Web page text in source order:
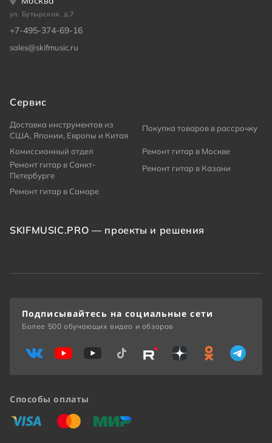
ул. Бутырская, д.7
+7-495-374-69-16
sales@skifmusic.ru
Сервис
Доставка инструментов из
США, Японии, Европы и Китая
Покупка товаров в рассрочку
Комиссионный отдел
Ремонт гитар в Москве
Ремонт гитар в Санкт-
Петербурге
Ремонт гитар в Казани
Ремонт гитар в Самаре
SKIFMUSIC.PRO — проекты и решения
Способы оплаты
«Виза» «Мастеркард»
«Мир»
Подписывайтесь на социальные сети
Более 500 обучающих видео и обзоров